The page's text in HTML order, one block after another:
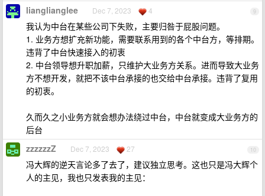
9
lianglianglee Dec 7, 2023 4
我认为中台在某些公司下失败，主要归咎于屁股问题。
1. 业务方想扩充新功能，需要联系用到的各个中台方，等排期。
违背了中台快速接入的初衷
2. 中台领导想升职加薪，只维护大业务方关系。进而导致大业务
方不想开发，就把不该中台承接的也交给中台承接。违背了复用
的初衷。
久而久之小业务方就会想办法绕过中台，中台就变成大业务方的
后台
10
zzzzzzZ Dec 7, 2023 27
冯大辉的逆天言论多了去了，建议独立思考。这也只是冯大辉个
人的主见，我也只发表我的主见：